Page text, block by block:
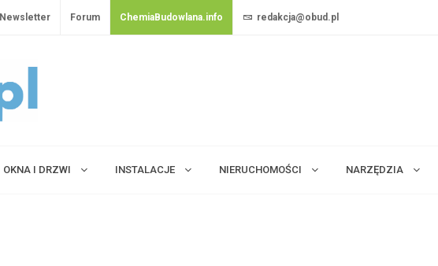
Newsletter Forum ChemiaBudowlana.info redakcja@obud.pl
OKNA I DRZWI INSTALACJE NIERUCHOMOŚCI NARZĘDZIA